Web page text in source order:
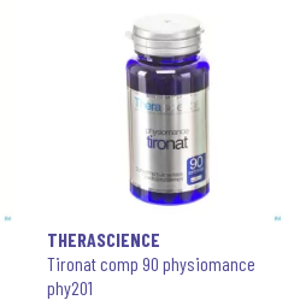
THERASCIENCE
Tironat comp 90 physiomance
phy201